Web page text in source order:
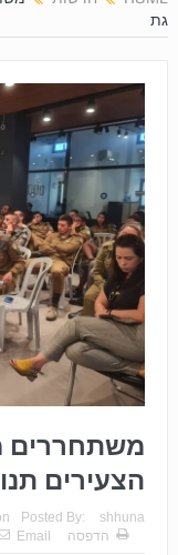
גת
משתחררים
הצעירים
Posted By: shhuna
הדפסה
Email